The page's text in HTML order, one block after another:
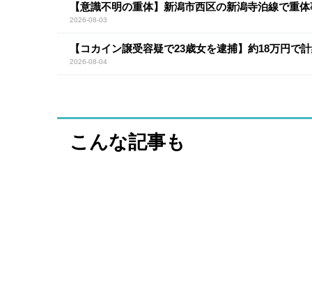
【意識不明の重体】新潟市西区の新潟寺泊線で重
2026-08-03
【コカイン譲受容疑で23歳女を逮捕】約18万円で
2026-08-04
こんな記事も